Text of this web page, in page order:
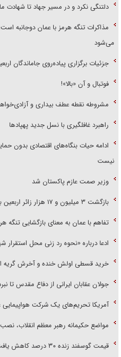
دلتنگی نکرد و در مسیر جهاد تا شهادت
مذاکرات تنگه هرمز با عمان دوجانبه
می‌شود
جزئیات برگزاری پیاده‌روی جاماندگان
فوتبال و آن «بالا»!
مشروطه نقطه عطف بیداری و
راهبرد غافلگیری با نسل جدید پهپاد‌ها
ادامه حیات بنگاه‌های اقتصادی بدون
نیست
وزیر صمت عازم پاکستان شد
بازگشت ۳ میلیون و ۱۷ هزار زائر اربعین به کشور
تفاهم با عمان به معنای بازگشایی تنگه
ادعا درباره «نحوه رد زنی محل
خرید قسطی اولش خنده و آخرش
جولان عقابان ایرانی از دفاع مقدس تا
آمریکا تحریم‌های یک شرکت هواپیمایی
مواضع حکیمانه رهبر معظم انقلاب،
قیمت گوسفند زنده ۳۰ درصد کاهش یافت؛ گوشت ارزان نشد